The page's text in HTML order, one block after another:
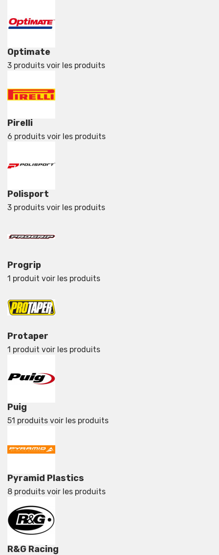
Optimate
3 produits voir les produits
Pirelli
6 produits voir les produits
Polisport
3 produits voir les produits
Progrip
1 produit voir les produits
Protaper
1 produit voir les produits
Puig
51 produits voir les produits
Pyramid Plastics
8 produits voir les produits
R&G Racing